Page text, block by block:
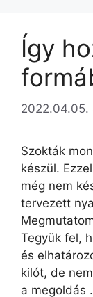
Így
2022.04.05.
Szokták
készül.
még nem
tervezett
Tegyük fel,
és
kilót, de
a megoldás